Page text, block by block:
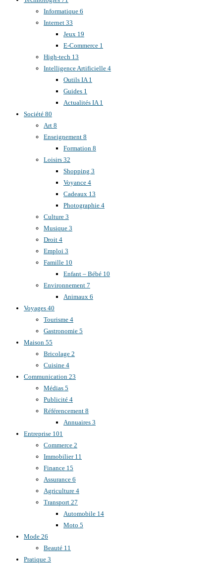
Informatique 6
Internet 33
Jeux 19
E-Commerce 1
High-tech 13
Intelligence Artificielle 4
Outils IA1
Guides 1
Actualités IA1
Société 80
Art 8
Enseignement 8
Formation 8
Loisirs 32
Shopping 3
Voyance 4
Cadeaux 13
Photographie 4
Culture 3
Musique 3
Droit 4
Emploi 3
Famille 10
Enfant – Bébé 10
Environnement 7
Animaux 6
Voyages 40
Tourisme 4
Gastronomie 5
Maison 55
Bricolage 2
Cuisine 4
Communication 23
Médias 5
Publicité 4
Référencement 8
Annuaires 3
Entreprise 101
Commerce 2
Immobilier 11
Finance 15
Assurance 6
Agriculture 4
Transport 27
Automobile 14
Moto 5
Mode 26
Beauté 11
Pratique 3